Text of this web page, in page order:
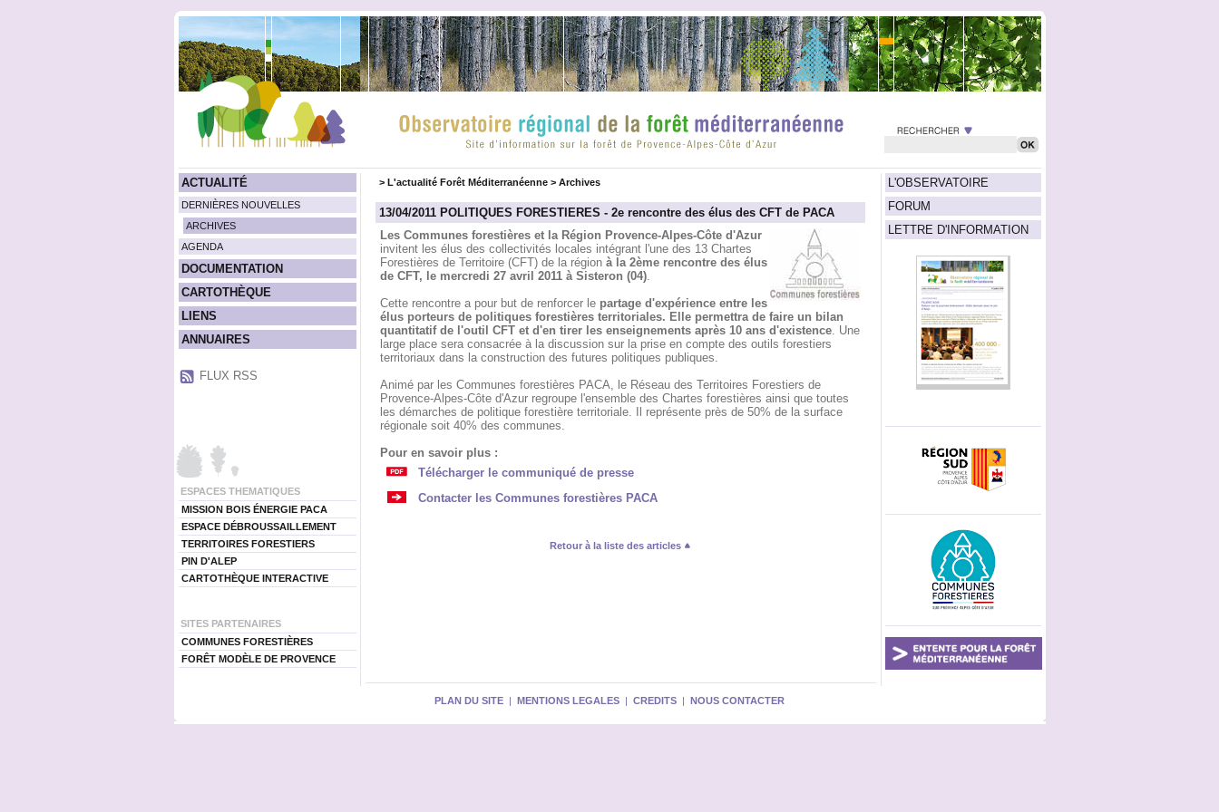
ACTUALITÉ
DERNIÈRES NOUVELLES
ARCHIVES
AGENDA
DOCUMENTATION
CARTOTHÈQUE
LIENS
ANNUAIRES
FLUX RSS
ESPACES THEMATIQUES
MISSION BOIS ÉNERGIE PACA
ESPACE DÉBROUSSAILLEMENT
TERRITOIRES FORESTIERS
PIN D'ALEP
CARTOTHÈQUE INTERACTIVE
SITES PARTENAIRES
COMMUNES FORESTIÈRES
FORÊT MODÈLE DE PROVENCE
L'OBSERVATOIRE
FORUM
LETTRE D'INFORMATION
> L'actualité Forêt Méditerranéenne> Archives
13/04/2011 POLITIQUES FORESTIERES - 2e rencontre des élus des CFT de PACA
Les Communes forestières et la Région Provence-Alpes-Côte d'Azur
invitent les élus des collectivités locales intégrant l'une des 13 Chartes
Forestières de Territoire (CFT) de la région à la 2ème rencontre des élus
de CFT, le mercredi 27 avril 2011 à Sisteron (04).
Cette rencontre a pour but de renforcer le partage d'expérience entre les
élus porteurs de politiques forestières territoriales. Elle permettra de faire un bilan
quantitatif de l'outil CFT et d'en tirer les enseignements après 10 ans d'existence. Une
large place sera consacrée à la discussion sur la prise en compte des outils forestiers
territoriaux dans la construction des futures politiques publiques.
Animé par les Communes forestières PACA, le Réseau des Territoires Forestiers de
Provence-Alpes-Côte d'Azur regroupe l'ensemble des Chartes forestières ainsi que toutes
les démarches de politique forestière territoriale. Il représente près de 50% de la surface
régionale soit 40% des communes.
Pour en savoir plus :
Télécharger le communiqué de presse
Contacter les Communes forestières PACA
Retour à la liste des articles
PLAN DU SITE | MENTIONS LEGALES | CREDITS | NOUS CONTACTER